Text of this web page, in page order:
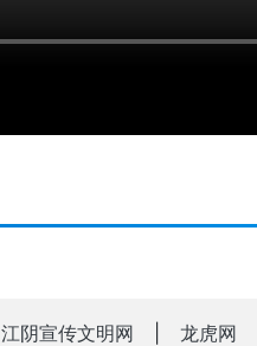
江阴宣传文明网 龙虎网